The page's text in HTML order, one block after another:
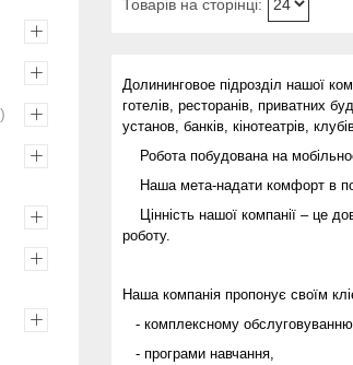
Долининговое підрозділ нашої
готелів, ресторанів, приватних
установ, банків, кінотеатрів,
Робота побудована на
Наша мета-надати комфорт в
Цінність нашої компанії – це
роботу.
Наша компанія пропонує своїм
- комплексному
- програми навчання,